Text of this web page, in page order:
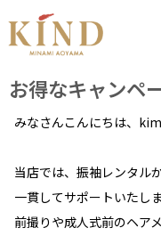
お得なキャンペ
みなさんこんにちは、
当店では、振袖レンタル
一貫してサポートいたしま
前撮りや成人式前のヘア